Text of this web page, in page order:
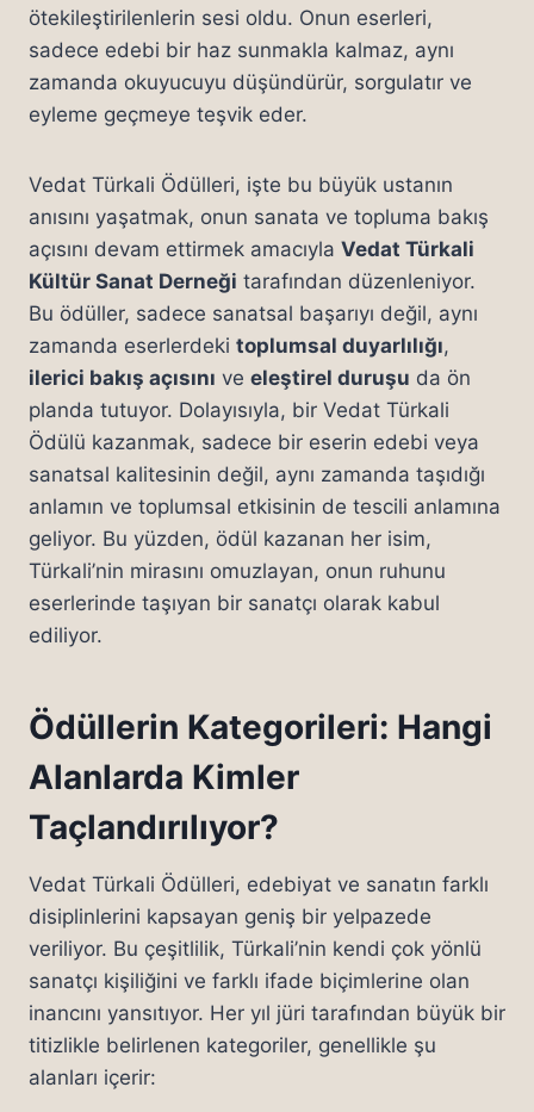
ötekileştirilenlerin sesi oldu. Onun eserleri,
sadece edebi bir haz sunmakla kalmaz, aynı
zamanda okuyucuyu düşündürür, sorgulatır ve
eyleme geçmeye teşvik eder.
Vedat Türkali Ödülleri, işte bu büyük ustanın
anısını yaşatmak, onun sanata ve topluma bakış
açısını devam ettirmek amacıyla Vedat Türkali
Kültür Sanat Derneği tarafından düzenleniyor.
Bu ödüller, sadece sanatsal başarıyı değil, aynı
zamanda eserlerdeki toplumsal duyarlılığı,
ilerici bakış açısını ve eleştirel duruşu da ön
planda tutuyor. Dolayısıyla, bir Vedat Türkali
Ödülü kazanmak, sadece bir eserin edebi veya
sanatsal kalitesinin değil, aynı zamanda taşıdığı
anlamın ve toplumsal etkisinin de tescili anlamına
geliyor. Bu yüzden, ödül kazanan her isim,
Türkali’nin mirasını omuzlayan, onun ruhunu
eserlerinde taşıyan bir sanatçı olarak kabul
ediliyor.
Ödüllerin Kategorileri: Hangi
Alanlarda Kimler
Taçlandırılıyor?
Vedat Türkali Ödülleri, edebiyat ve sanatın farklı
disiplinlerini kapsayan geniş bir yelpazede
veriliyor. Bu çeşitlilik, Türkali’nin kendi çok yönlü
sanatçı kişiliğini ve farklı ifade biçimlerine olan
inancını yansıtıyor. Her yıl jüri tarafından büyük bir
titizlikle belirlenen kategoriler, genellikle şu
alanları içerir: